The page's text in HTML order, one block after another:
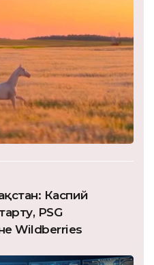
Каспий
PSG
Wildberries